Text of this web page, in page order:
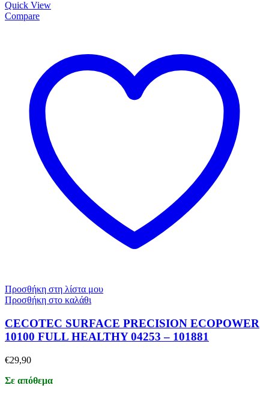
Quick View
Compare
Προσθήκη στη λίστα μου
Προσθήκη στο καλάθι
CECOTEC SURFACE PRECISION ECOPOWER
10100 FULL HEALTHY 04253 – 101881
€29,90
Σε απόθεμα